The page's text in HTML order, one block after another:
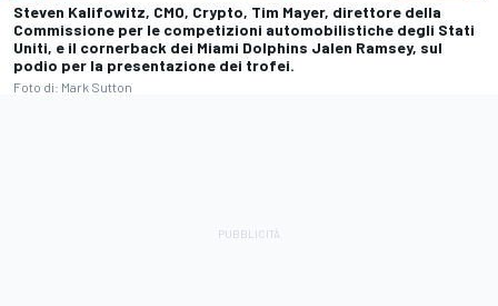
Steven Kalifowitz, CMO, Crypto, Tim Mayer, direttore della
Commissione per le competizioni automobilistiche degli Stati
Uniti, e il cornerback dei Miami Dolphins Jalen Ramsey, sul
podio per la presentazione dei trofei.
Foto di: Mark Sutton